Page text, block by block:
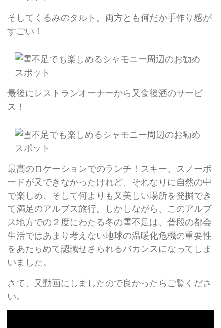
そしてくるみのタルト。両方とも何だか手作り感が
すごい！
最後にレストランオーナーから又食後酒のサービ
ス！
最高のロケーションでのランチ！スキー、スノーボ
ードが又できなかったけれど、それなりに自然の中
で楽しめ、そして何よりも又美しい場所を発掘でき
て満足のアルプス旅行。しかしながら、このアルプ
ス地方での２度にわたる冬の雪不足は、普段の都会
生活ではあまり考えない地球の温暖化危機の重要性
をあたらめて認識せさられるバカンスになってしま
いました。
さて、又動画にしましたので良かったらご覧くださ
い。